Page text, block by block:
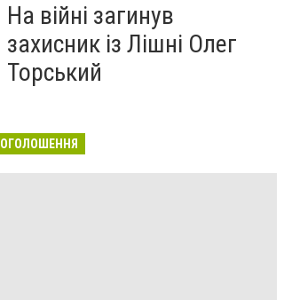
На війні загинув
захисник із Лішні Олег
Торський
ОГОЛОШЕННЯ